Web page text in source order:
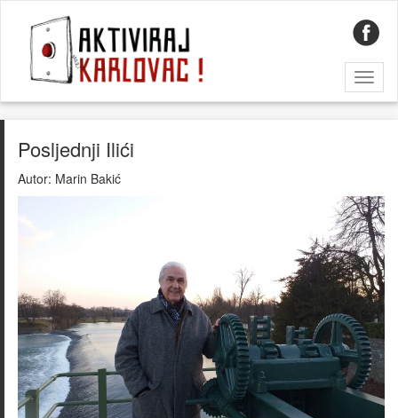
Posljednji Ilići
Autor: Marin Bakić